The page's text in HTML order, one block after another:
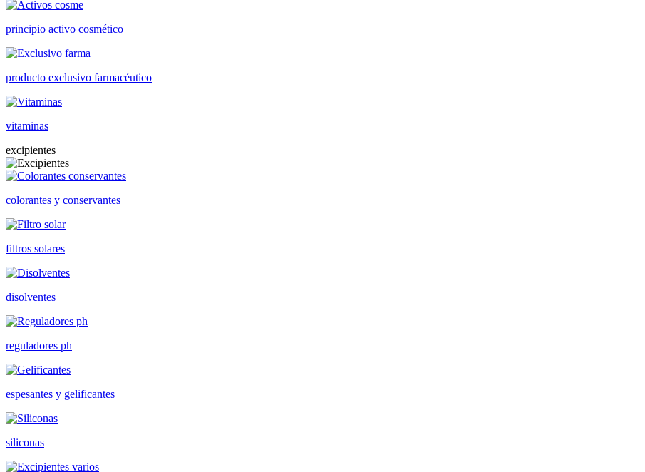
principio activo cosmético
producto exclusivo farmacéutico
vitaminas
excipientes
colorantes y conservantes
filtros solares
disolventes
reguladores ph
espesantes y gelificantes
siliconas